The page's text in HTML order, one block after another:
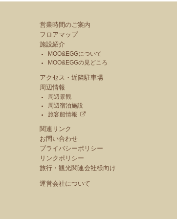
営業時間のご案内
フロアマップ
施設紹介
MOO&EGGについて
MOO&EGGの見どころ
アクセス・近隣駐車場
周辺情報
周辺景観
周辺宿泊施設
旅客船情報
関連リンク
お問い合わせ
プライバシーポリシー
リンクポリシー
旅行・観光関連会社様向け
運営会社について